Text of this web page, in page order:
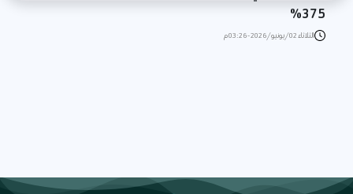
375%
الثلاثاء 02/يونيو/2026 - 03:26 م